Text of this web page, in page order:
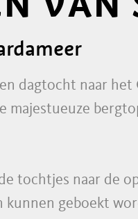
dagtocht naar
majestueuze
tochtjes naar de
kunnen geboekt